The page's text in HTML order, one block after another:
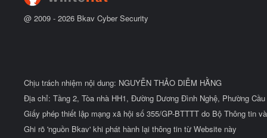
@ 2009 - 2026 Bkav Cyber Security
Chịu trách nhiệm nội dung: NGUYỄN THẢO DIỄM HẰNG
Địa chỉ: Tầng 2, Tòa nhà HH1, Đường Dương Đình Nghệ, Phường
Giấy phép thiết lập mạng xã hội số 355/GP-BTTTT do Bộ Thông tin
Ghi rõ 'nguồn Bkav' khi phát hành lại thông tin từ Website này